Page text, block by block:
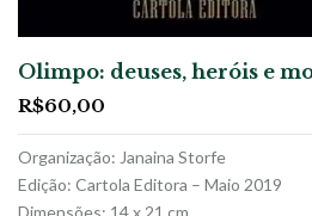
Olimpo: deuses, heróis e
R$60,00
Organização: Janaina Storfe
Edição: Cartola Editora – Maio 2019
Dimensões: 14 x 21 cm